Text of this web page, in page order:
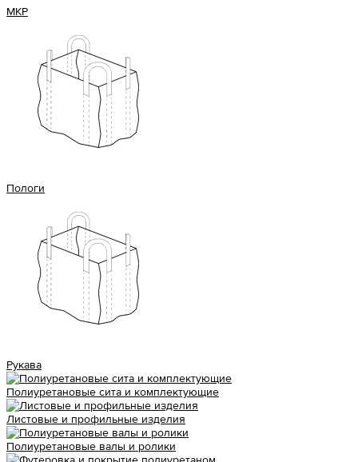
МКР
Пологи
Рукава
Полиуретановые сита и комплектующие
Листовые и профильные изделия
Полиуретановые валы и ролики